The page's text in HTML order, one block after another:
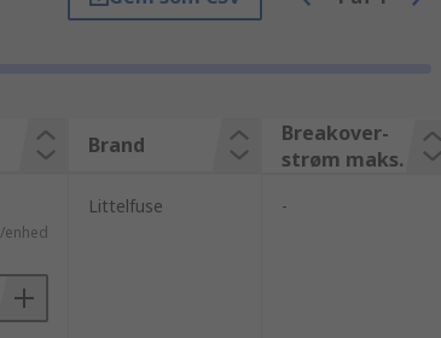
du køber SIDAC'er
komponenter. Hvis du har
du kontakte os og høre
Du har ro i sjælen, når du
Brand
Breakover-
strøm maks.
enhed
Littelfuse -